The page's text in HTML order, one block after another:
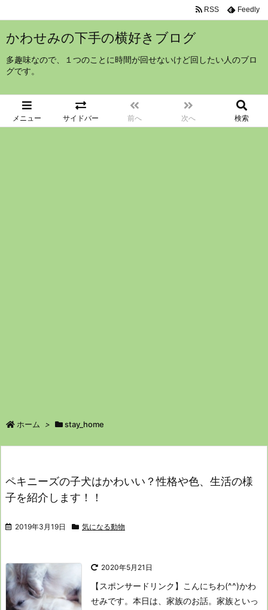
かわせみの下手の横好きブログ
多趣味なので、１つのことに時間が回せないけど回したい人のブロ
グです。
メニュー サイドバー 前へ 次へ 検索
RSS Feedly
ホーム > stay_home
ペキニーズの子犬はかわいい？性格や色、生活の様
子を紹介します！！
2019年3月19日 気になる動物
2020年5月21日
【スポンサードリンク】
こんにちわ(^^)かわ
せみです。 本日は、家族のお話。 家族といっ